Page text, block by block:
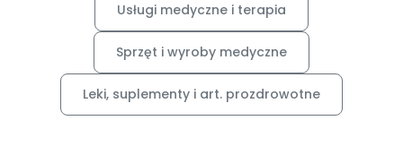
Usługi medyczne i terapia
Sprzęt i wyroby medyczne
Leki, suplementy i art. prozdrowotne